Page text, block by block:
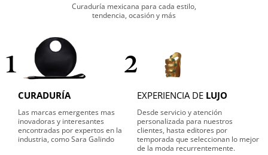
Curaduría mexicana para cada estilo,
tendencia, ocasión y más
1
CURADURÍA
Las marcas emergentes mas
inovadoras y interesantes
encontradas por expertos en la
industria, como Sara Galindo
2
EXPERIENCIA DE LUJO
Desde servicio y atención
personalizada para nuestros
clientes, hasta editores por
temporada que seleccionan lo mejor
de la moda recurrentemente.